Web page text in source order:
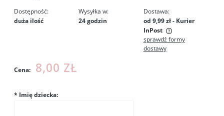
Dostępność:
duża ilość
Wysyłka w:
24 godzin
Dostawa:
od 9,99 zł- Kurier
InPost
Cena nie zawiera ewentualnych kosztów płatności
sprawdź formy
dostawy
Cena: 8,00 ZŁ
* Imię dziecka: